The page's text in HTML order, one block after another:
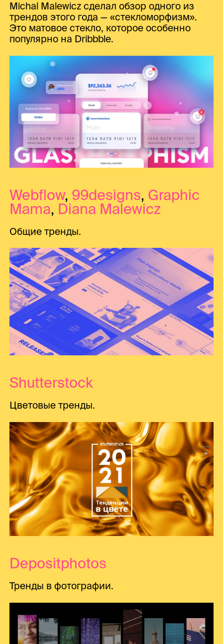
Michal Malewicz сделал обзор одного из
трендов этого года — «стекломорфизм».
Это матовое стекло, которое особенно
популярно на Dribbble.
Webflow, 99designs, Graphic
Mama, Diana Malewicz
Общие тренды.
Shutterstock
Цветовые тренды.
Depositphotos
Тренды в фотографии.